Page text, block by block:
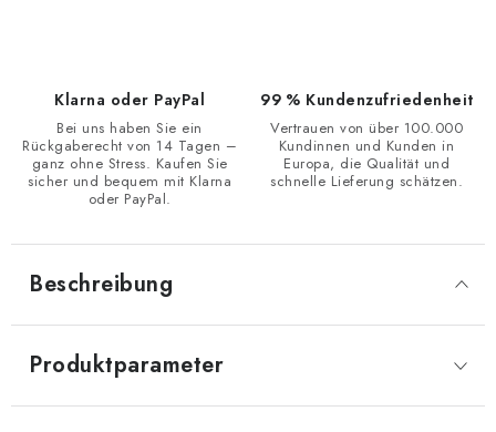
Klarna oder PayPal
Bei uns haben Sie ein
Rückgaberecht von 14 Tagen –
ganz ohne Stress. Kaufen Sie
sicher und bequem mit Klarna
oder PayPal.
99 % Kundenzufriedenheit
Vertrauen von über 100.000
Kundinnen und Kunden in
Europa, die Qualität und
schnelle Lieferung schätzen.
Beschreibung
Produktparameter